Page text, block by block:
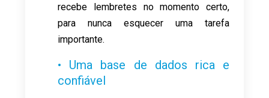
recebe lembretes no momento certo,
para nunca esquecer uma tarefa
importante.
• Uma base de dados rica e
confiável